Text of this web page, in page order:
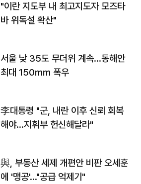
"이란 지도부 내 최고지도자 모즈타
바 위독설 확산"
서울 낮 35도 무더위 계속…동해안
최대 150㎜ 폭우
李대통령 "군, 내란 이후 신뢰 회복
해야…지휘부 헌신해달라"
與, 부동산 세제 개편안 비판 오세훈
에 '맹공'…"공급 억제기"